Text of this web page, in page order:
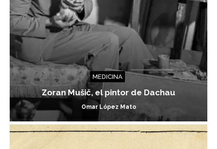
MEDICINA
Zoran Mušič, el pintor de Dachau
Omar López Mato